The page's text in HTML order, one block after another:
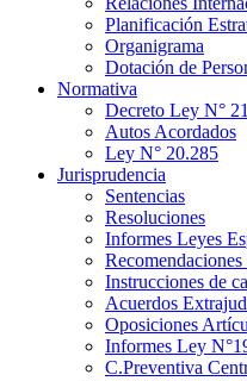
Planificación
Organigrama
Dotación de
Normativa
Decreto Ley N°
Autos Acordados
Ley N° 20.285
Jurisprudencia
Sentencias
Resoluciones
Informes Leyes
Instrucciones de
Acuerdos
Oposiciones
Informes Ley
C.Preventiva